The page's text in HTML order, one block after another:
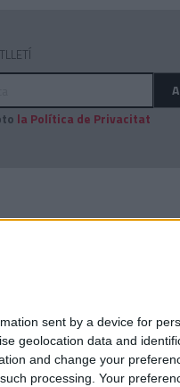
sent by a device for
geolocation data and
and change your
processing. Your
la Política de Privacitat